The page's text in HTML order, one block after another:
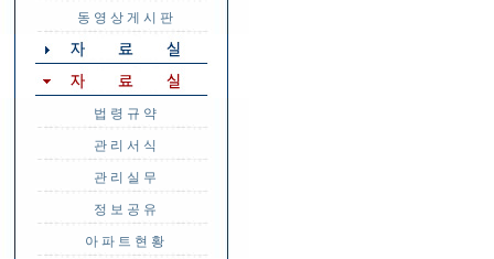
동 영 상 게 시 판
법 령 규 약
관 리 서 식
관 리 실 무
정 보 공 유
아 파 트 현 황